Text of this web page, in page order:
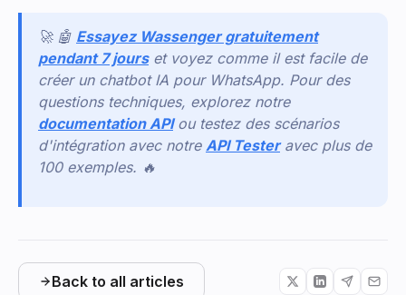
🚀 🤖 Essayez Wassenger gratuitement
pendant 7 jours et voyez comme il est facile de
créer un chatbot IA pour WhatsApp. Pour des
questions techniques, explorez notre
documentation API ou testez des scénarios
d'intégration avec notre API Tester avec plus de
100 exemples. 🔥
Back to all articles